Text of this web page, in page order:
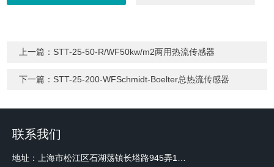
上一篇： STT-25-50-R/WF50kw/m2两用热流传感器
下一篇： STT-25-200-WFSchmidt-Boelter总热流传感器
联系我们